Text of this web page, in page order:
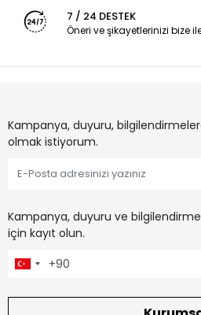
7 / 24 DESTEK
Öneri ve şikayetlerinizi bize
Kampanya, duyuru,
olmak istiyorum.
Kampanya, duyuru ve
için kayıt olun.